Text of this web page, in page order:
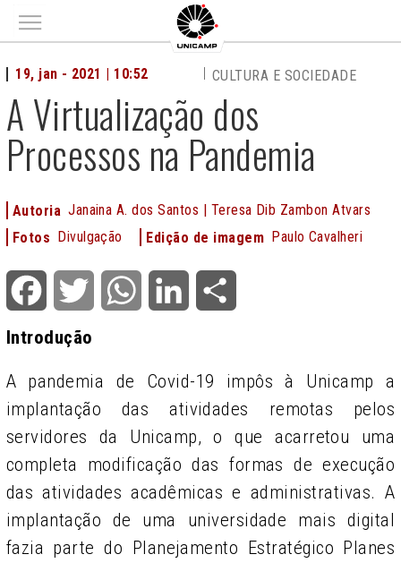
Main menu
A Virtualização dos
Processos na Pandemia
19, jan - 2021 | 10:52 CULTURA E SOCIEDADE
Autoria Janaina A. dos Santos | Teresa Dib Zambon Atvars
Fotos Divulgação Edição de imagem Paulo Cavalheri
Facebook Twitter WhatsApp LinkedIn
Introdução
A pandemia de Covid-19 impôs à Unicamp a
implantação das atividades remotas pelos
servidores da Unicamp, o que acarretou uma
completa modificação das formas de execução
das atividades acadêmicas e administrativas. A
implantação de uma universidade mais digital
fazia parte do Planejamento Estratégico Planes